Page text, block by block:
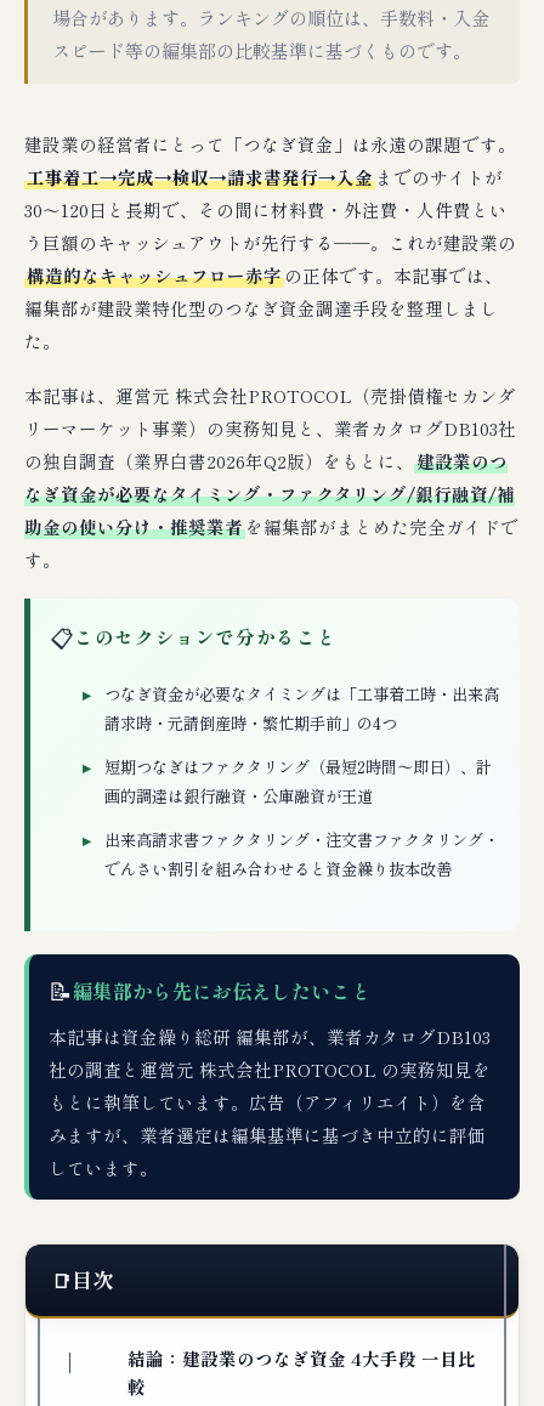
場合があります。ランキングの順位は、手数料・入金
スピード等の編集部の比較基準に基づくものです。
建設業の経営者にとって「つなぎ資金」は永遠の課題です。
工事着工→完成→検収→請求書発行→入金 までのサイトが
30〜120日と長期で、その間に材料費・外注費・人件費とい
う巨額のキャッシュアウトが先行する──。これが建設業の
構造的なキャッシュフロー赤字の正体です。本記事では、
編集部が建設業特化型のつなぎ資金調達手段を整理しまし
た。
本記事は、運営元 株式会社PROTOCOL（売掛債権セカンダ
リーマーケット事業）の実務知見と、業者カタログDB103社
の独自調査（業界白書2026年Q2版）をもとに、
建設業のつ
なぎ資金が必要なタイミング・ファクタリング/銀行融資/補
助金の使い分け・推奨業者を編集部がまとめた完全ガイドで
す。
📋このセクションで分かること
つなぎ資金が必要なタイミングは「工事着工時・出来高
請求時・元請倒産時・繁忙期手前」の4つ
短期つなぎはファクタリング（最短2時間〜即日）、計
画的調達は銀行融資・公庫融資が王道
出来高請求書ファクタリング・注文書ファクタリング・
でんさい割引を組み合わせると資金繰り抜本改善
📝編集部から先にお伝えしたいこと
本記事は資金繰り総研 編集部が、業者カタログDB103
社の調査と運営元 株式会社PROTOCOL の実務知見を
もとに執筆しています。広告（アフィリエイト）を含
みますが、業者選定は編集基準に基づき中立的に評価
しています。
目次
結論：建設業のつなぎ資金 4大手段 一目比
較